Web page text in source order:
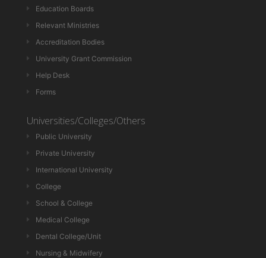
Education Boards
Relevant Ministries
Accreditation Bodies
University Grant Commission
Help Desk
Forms
Universities/Colleges/Others
Public University
Private University
International University
College
School & College
Medical College
Dental College/Unit
Nursing & Midwifery